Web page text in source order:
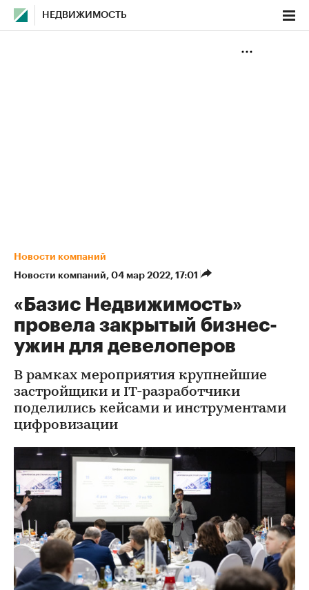
НЕДВИЖИМОСТЬ
Новости компаний
Новости компаний⁠, 04 мар 2022, 17:01
«Базис Недвижимость»
провела закрытый бизнес-
ужин для девелоперов
В рамках мероприятия крупнейшие
застройщики и IT-разработчики
поделились кейсами и инструментами
цифровизации